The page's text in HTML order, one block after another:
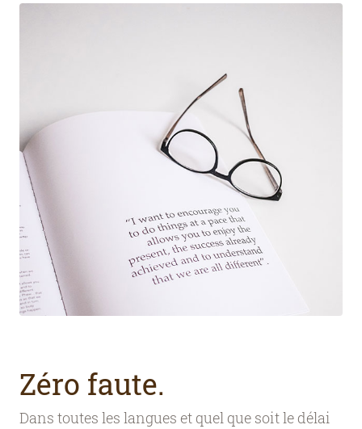
Zéro faute.
Dans toutes les langues et quel que soit le délai